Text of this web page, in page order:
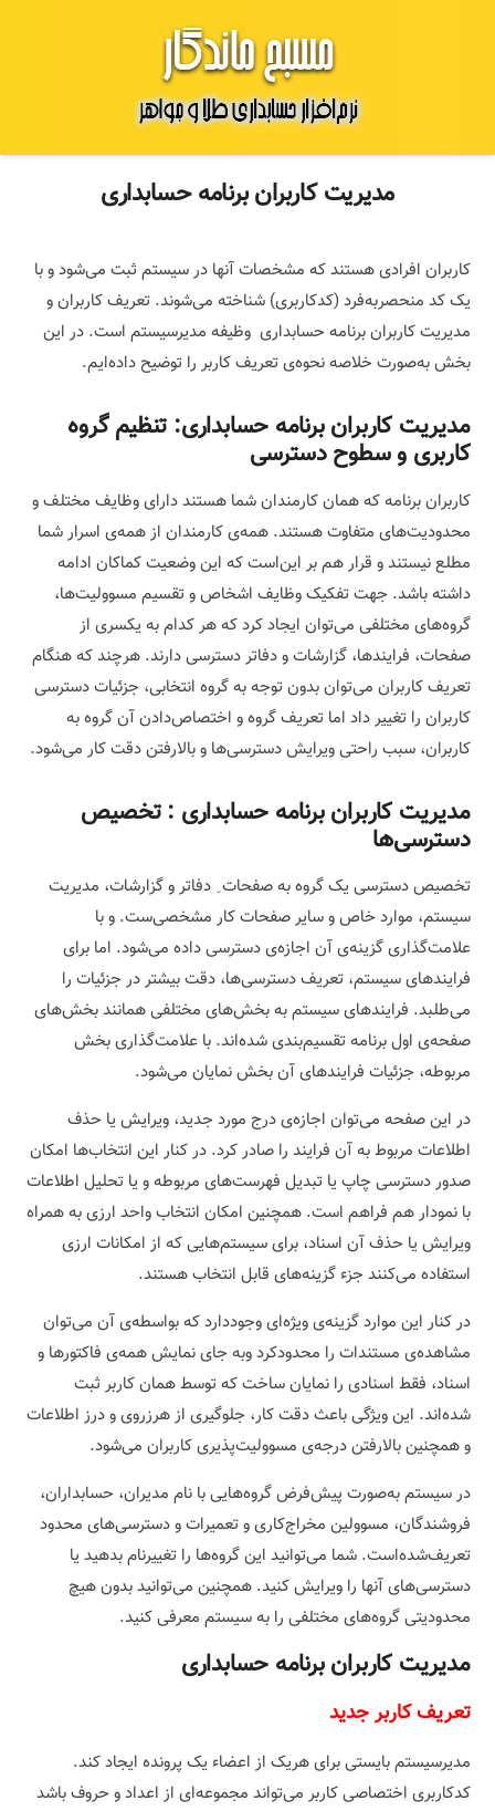
مدیریت کاربران برنامه حسابداری
کاربران افرادی هستند که مشخصات آنها در سیستم ثبت می‌شود و با
یک کد منحصربه‌فرد (کدکاربری) شناخته می‌شوند. تعریف کاربران و
مدیریت کاربران برنامه حسابداری وظیفه مدیرسیستم است. در این
بخش به‌صورت خلاصه نحوه‌ی تعریف کاربر را توضیح داده‌ایم.
مدیریت کاربران برنامه حسابداری: تنظیم گروه
کاربری و سطوح دسترسی
کاربران برنامه که همان کارمندان شما هستند دارای وظایف مختلف و
محدودیت‌های متفاوت هستند. همه‌ی کارمندان از همه‌ی اسرار شما
مطلع نیستند و قرار هم بر این‌است که این وضعیت کماکان ادامه
داشته باشد. جهت تفکیک وظایف اشخاص و تقسیم مسوولیت‌ها،
گروه‌های مختلفی می‌توان ایجاد کرد که هر کدام به یکسری از
صفحات، فرایندها، گزارشات و دفاتر دسترسی دارند. هرچند که هنگام
تعریف کاربران می‌توان بدون توجه به گروه انتخابی، جزئیات دسترسی
کاربران را تغییر داد اما تعریف گروه و اختصاص‌دادن آن گروه به
کاربران، سبب راحتی ویرایش دسترسی‌ها و بالارفتن دقت کار می‌شود.
مدیریت کاربران برنامه حسابداری :تخصیص
دسترسی‌ها
تخصیص دسترسی یک گروه به صفحات ِ دفاتر و گزارشات، مدیریت
سیستم، موارد خاص و سایر صفحات کار مشخصی‌ست. و با
علامت‌گذاری گزینه‌ی آن اجازه‌ی دسترسی داده می‌شود. اما برای
فرایندهای سیستم، تعریف دسترسی‌ها، دقت‌ بیشتر در جزئیات را
می‌طلبد. فرایندهای سیستم به بخش‌های مختلفی همانند بخش‌های
صفحه‌ی اول برنامه تقسیم‌بندی شده‌اند. با علامت‌گذاری بخش
مربوطه، جزئیات فرایندهای آن بخش نمایان می‌شود.
در این صفحه می‌توان اجازه‌ی درج مورد جدید، ویرایش یا حذف
اطلاعات مربوط به آن فرایند را صادر کرد. در کنار این انتخاب‌ها امکان
صدور دسترسی چاپ یا تبدیل فهرست‌های مربوطه و یا تحلیل اطلاعات
با نمودار هم فراهم است. همچنین امکان انتخاب واحد ارزی به همراه
ویرایش یا حذف آن اسناد، برای سیستم‌هایی که از امکانات ارزی
استفاده می‌کنند جزء گزینه‌های قابل انتخاب هستند.
در کنار این موارد گزینه‌ی ویژه‌ای وجوددارد که بواسطه‌ی آن می‌توان
مشاهده‌ی مستندات را محدودکرد وبه جای نمایش همه‌ی فاکتورها و
اسناد، فقط اسنادی را نمایان ساخت که توسط همان کاربر ثبت
شده‌اند. این ویژگی باعث دقت کار، جلوگیری از هرزروی و درز اطلاعات
و همچنین بالارفتن درجه‌ی مسوولیت‌پذیری کاربران می‌شود.
در سیستم به‌صورت پیش‌فرض گروه‌هایی با نام مدیران، حسابداران،
فروشندگان، مسوولین مخراج‌کاری و تعمیرات و دسترسی‌های محدود
تعریف‌شده‌است. شما می‌توانید این گروه‌ها را تغییرنام بدهید یا
دسترسی‌های آنها را ویرایش کنید. همچنین می‌توانید بدون هیچ
محدودیتی گروه‌های مختلفی را به سیستم معرفی کنید.
مدیریت کاربران برنامه حسابداری
تعریف کاربر جدید
مدیرسیستم بایستی برای هریک از اعضاء یک پرونده ایجاد کند.
کدکاربری اختصاصی کاربر می‌تواند مجموعه‌ای از اعداد و حروف باشد